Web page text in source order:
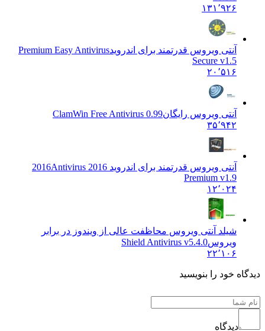
۱۳۱٬۹۲۶
آنتی ویروس قدرتمند برای اندروید Premium Easy Antivirus
Secure v1.5
۲۰٬۵۱۶
آنتی ویروس رایگان ClamWin Free Antivirus 0.99
۳۵٬۹۴۲
آنتی ویروس قدرتمند برای اندروید 2016 Antivirus 2016
Premium v1.9
۱۲٬۰۲۴
شیلد آنتی ویروس محاظفت عالی از ویندوز در برابر
ویروسShield Antivirus v5.4.0
۲۲٬۱۰۶
خود را بنویسید